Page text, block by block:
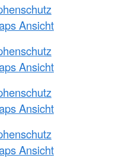
Ansicht
Ansicht
Ansicht
Ansicht